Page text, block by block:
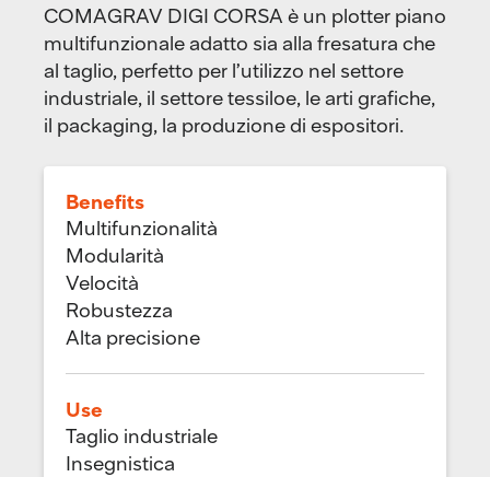
COMAGRAV DIGI CORSA è un plotter piano
multifunzionale adatto sia alla fresatura che
al taglio, perfetto per l’utilizzo nel settore
industriale, il settore tessiloe, le arti grafiche,
il packaging, la produzione di espositori.
Benefits
Multifunzionalità
Modularità
Velocità
Robustezza
Alta precisione
Use
Taglio industriale
Insegnistica